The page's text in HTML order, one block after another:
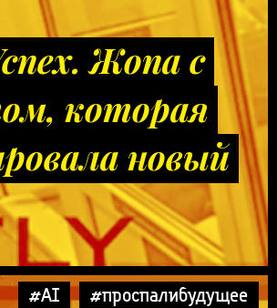
Жопа с
которая
новый
#AI
#проспалибудущее